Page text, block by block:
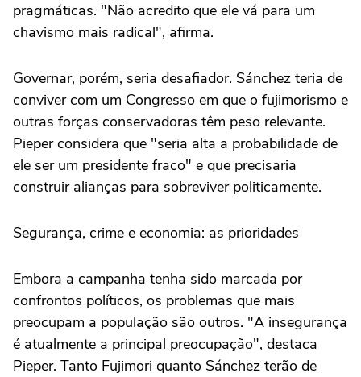
pragmáticas. "Não acredito que ele vá para um
chavismo mais radical", afirma.
Governar, porém, seria desafiador. Sánchez teria de
conviver com um Congresso em que o fujimorismo e
outras forças conservadoras têm peso relevante.
Pieper considera que "seria alta a probabilidade de
ele ser um presidente fraco" e que precisaria
construir alianças para sobreviver politicamente.
Segurança, crime e economia: as prioridades
Embora a campanha tenha sido marcada por
confrontos políticos, os problemas que mais
preocupam a população são outros. "A insegurança
é atualmente a principal preocupação", destaca
Pieper. Tanto Fujimori quanto Sánchez terão de